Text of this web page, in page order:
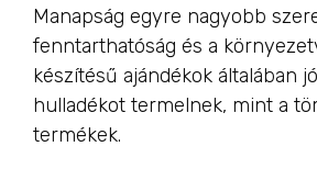
Manapság egyre nagyobb
fenntarthatóság és a
készítésű ajándékok általában
hulladékot termelnek, mint a
termékek.